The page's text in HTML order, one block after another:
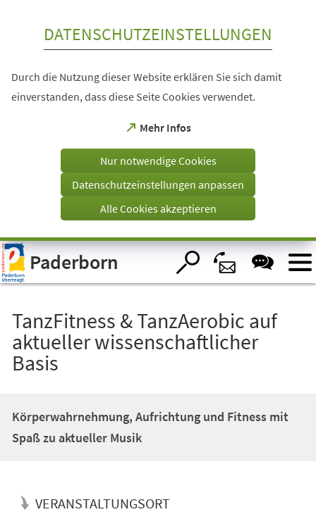
Visuelle
Assistenzsoftware
öffnen.
DATENSCHUTZEINSTELLUNGEN
Durch die Nutzung dieser Website erklären Sie sich damit
einverstanden, dass diese Seite Cookies verwendet.
Mehr Infos
(Öffnet
einem
Tab)
Nur notwendige Cookies
Datenschutzeinstellungen anpassen
Alle Cookies akzeptieren
Paderborn
TanzFitness & TanzAerobic auf
aktueller wissenschaftlicher
Basis
Körperwahrnehmung, Aufrichtung und Fitness mit
Spaß zu aktueller Musik
VERANSTALTUNGSORT